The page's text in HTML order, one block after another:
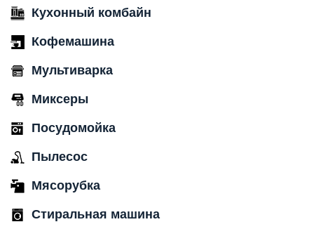
Кухонный комбайн
Кофемашина
Мультиварка
Миксеры
Посудомойка
Пылесос
Мясорубка
Стиральная машина